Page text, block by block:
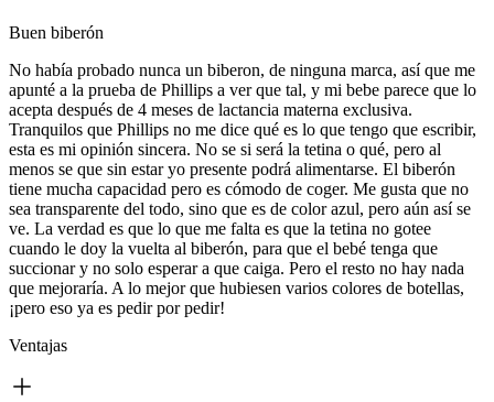
Buen biberón
No había probado nunca un biberon, de ninguna marca, así que me
apunté a la prueba de Phillips a ver que tal, y mi bebe parece que lo
acepta después de 4 meses de lactancia materna exclusiva.
Tranquilos que Phillips no me dice qué es lo que tengo que escribir,
esta es mi opinión sincera. No se si será la tetina o qué, pero al
menos se que sin estar yo presente podrá alimentarse. El biberón
tiene mucha capacidad pero es cómodo de coger. Me gusta que no
sea transparente del todo, sino que es de color azul, pero aún así se
ve. La verdad es que lo que me falta es que la tetina no gotee
cuando le doy la vuelta al biberón, para que el bebé tenga que
succionar y no solo esperar a que caiga. Pero el resto no hay nada
que mejoraría. A lo mejor que hubiesen varios colores de botellas,
¡pero eso ya es pedir por pedir!
Ventajas